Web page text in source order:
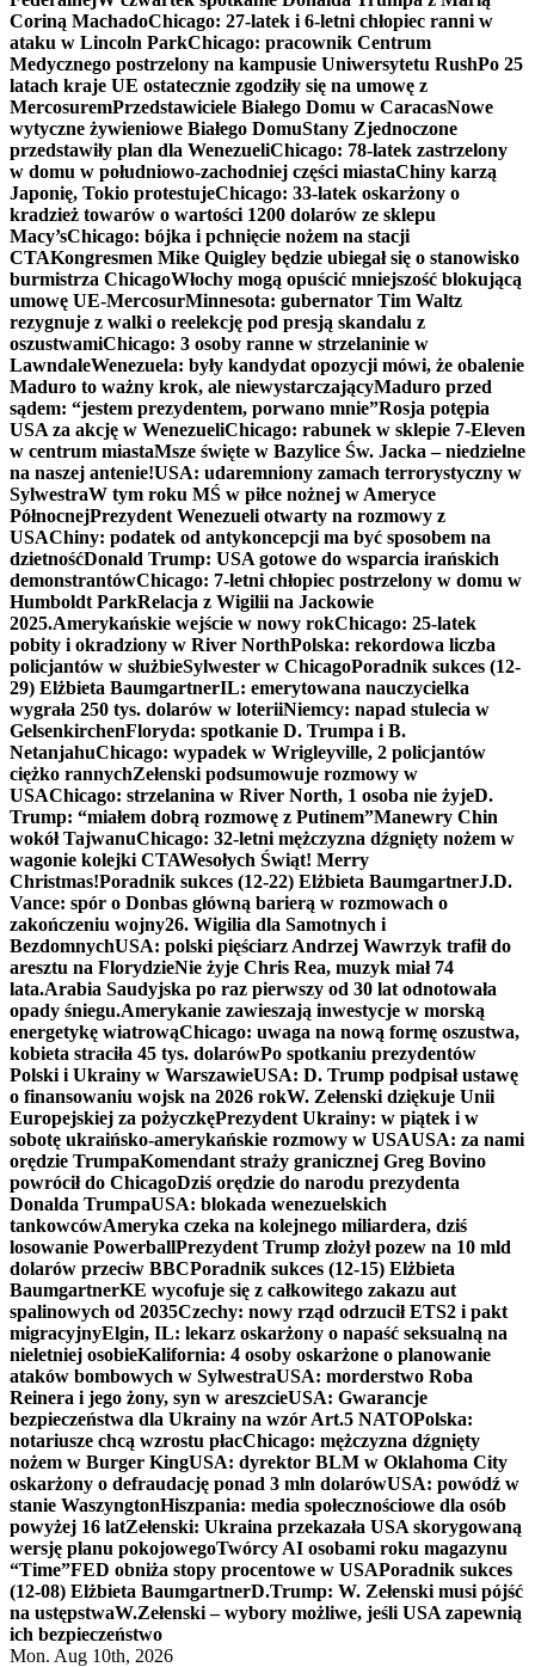
Coriną MachadoChicago: 27-latek i 6-letni chłopiec ranni w
ataku w Lincoln ParkChicago: pracownik Centrum
Medycznego postrzelony na kampusie Uniwersytetu RushPo 25
latach kraje UE ostatecznie zgodziły się na umowę z
MercosuremPrzedstawiciele Białego Domu w CaracasNowe
wytyczne żywieniowe Białego DomuStany Zjednoczone
przedstawiły plan dla WenezueliChicago: 78-latek zastrzelony
w domu w południowo-zachodniej części miastaChiny karzą
Japonię, Tokio protestujeChicago: 33-latek oskarżony o
kradzież towarów o wartości 1200 dolarów ze sklepu
Macy’sChicago: bójka i pchnięcie nożem na stacji
CTAKongresmen Mike Quigley będzie ubiegał się o stanowisko
burmistrza ChicagoWłochy mogą opuścić mniejszość blokującą
umowę UE-MercosurMinnesota: gubernator Tim Waltz
rezygnuje z walki o reelekcję pod presją skandalu z
oszustwamiChicago: 3 osoby ranne w strzelaninie w
LawndaleWenezuela: były kandydat opozycji mówi, że obalenie
Maduro to ważny krok, ale niewystarczającyMaduro przed
sądem: “jestem prezydentem, porwano mnie”Rosja potępia
USA za akcję w WenezueliChicago: rabunek w sklepie 7-Eleven
w centrum miastaMsze święte w Bazylice Św. Jacka – niedzielne
na naszej antenie!USA: udaremniony zamach terrorystyczny w
SylwestraW tym roku MŚ w piłce nożnej w Ameryce
PółnocnejPrezydent Wenezueli otwarty na rozmowy z
USAChiny: podatek od antykoncepcji ma być sposobem na
dzietnośćDonald Trump: USA gotowe do wsparcia irańskich
demonstrantówChicago: 7-letni chłopiec postrzelony w domu w
Humboldt ParkRelacja z Wigilii na Jackowie
2025.Amerykańskie wejście w nowy rokChicago: 25-latek
pobity i okradziony w River NorthPolska: rekordowa liczba
policjantów w służbieSylwester w ChicagoPoradnik sukces (12-
29) Elżbieta BaumgartnerIL: emerytowana nauczycielka
wygrała 250 tys. dolarów w loteriiNiemcy: napad stulecia w
GelsenkirchenFloryda: spotkanie D. Trumpa i B.
NetanjahuChicago: wypadek w Wrigleyville, 2 policjantów
ciężko rannychZełenski podsumowuje rozmowy w
USAChicago: strzelanina w River North, 1 osoba nie żyjeD.
Trump: “miałem dobrą rozmowę z Putinem”Manewry Chin
wokół TajwanuChicago: 32-letni mężczyzna dźgnięty nożem w
wagonie kolejki CTAWesołych Świąt! Merry
Christmas!Poradnik sukces (12-22) Elżbieta BaumgartnerJ.D.
Vance: spór o Donbas główną barierą w rozmowach o
zakończeniu wojny26. Wigilia dla Samotnych i
BezdomnychUSA: polski pięściarz Andrzej Wawrzyk trafił do
aresztu na FlorydzieNie żyje Chris Rea, muzyk miał 74
lata.Arabia Saudyjska po raz pierwszy od 30 lat odnotowała
opady śniegu.Amerykanie zawieszają inwestycje w morską
energetykę wiatrowąChicago: uwaga na nową formę oszustwa,
kobieta straciła 45 tys. dolarówPo spotkaniu prezydentów
Polski i Ukrainy w WarszawieUSA: D. Trump podpisał ustawę
o finansowaniu wojsk na 2026 rokW. Zełenski dziękuje Unii
Europejskiej za pożyczkęPrezydent Ukrainy: w piątek i w
sobotę ukraińsko-amerykańskie rozmowy w USAUSA: za nami
orędzie TrumpaKomendant straży granicznej Greg Bovino
powrócił do ChicagoDziś orędzie do narodu prezydenta
Donalda TrumpaUSA: blokada wenezuelskich
tankowcówAmeryka czeka na kolejnego miliardera, dziś
losowanie PowerballPrezydent Trump złożył pozew na 10 mld
dolarów przeciw BBCPoradnik sukces (12-15) Elżbieta
BaumgartnerKE wycofuje się z całkowitego zakazu aut
spalinowych od 2035Czechy: nowy rząd odrzucił ETS2 i pakt
migracyjnyElgin, IL: lekarz oskarżony o napaść seksualną na
nieletniej osobieKalifornia: 4 osoby oskarżone o planowanie
ataków bombowych w SylwestraUSA: morderstwo Roba
Reinera i jego żony, syn w areszcieUSA: Gwarancje
bezpieczeństwa dla Ukrainy na wzór Art.5 NATOPolska:
notariusze chcą wzrostu płacChicago: mężczyzna dźgnięty
nożem w Burger KingUSA: dyrektor BLM w Oklahoma City
oskarżony o defraudację ponad 3 mln dolarówUSA: powódź w
stanie WaszyngtonHiszpania: media społecznościowe dla osób
powyżej 16 latZełenski: Ukraina przekazała USA skorygowaną
wersję planu pokojowegoTwórcy AI osobami roku magazynu
“Time”FED obniża stopy procentowe w USAPoradnik sukces
(12-08) Elżbieta BaumgartnerD.Trump: W. Zełenski musi pójść
na ustępstwaW.Zełenski – wybory możliwe, jeśli USA zapewnią
ich bezpieczeństwo
Mon. Aug 10th, 2026